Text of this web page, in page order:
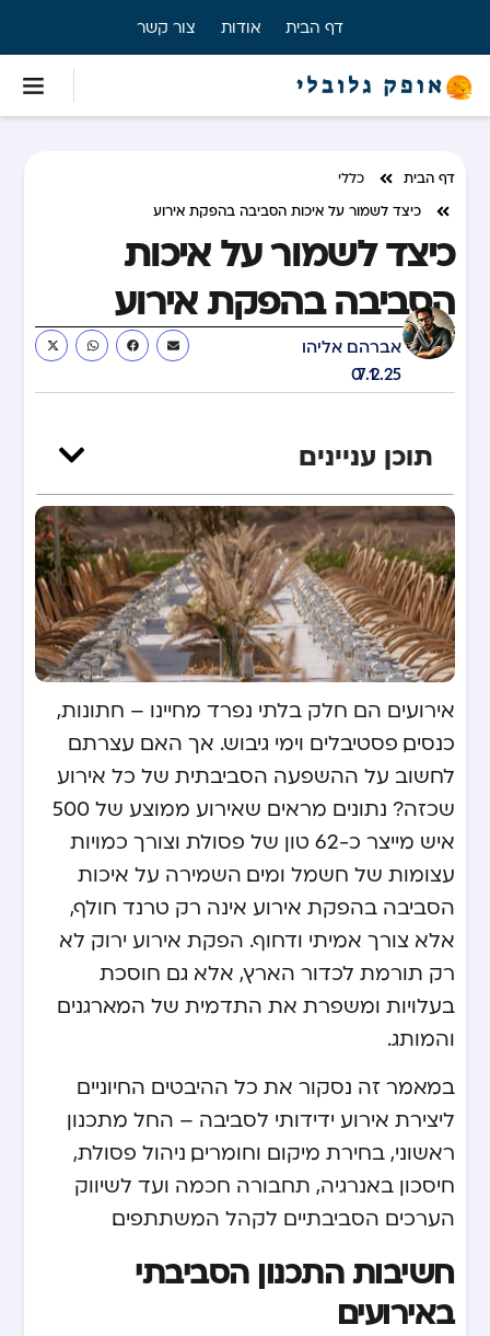
דף הבית אודות צור קשר
דף הבית
כללי
כיצד לשמור על איכות הסביבה בהפקת אירוע
כיצד לשמור על איכות
הסביבה בהפקת אירוע
אברהם אליהו
07.12.25
תוכן עניינים
אירועים הם חלק בלתי נפרד מחיינו – חתונות,
כנסים, פסטיבלים וימי גיבוש. אך האם עצרתם
לחשוב על ההשפעה הסביבתית של כל אירוע
שכזה? נתונים מראים שאירוע ממוצע של 500
איש מייצר כ-62 טון של פסולת וצורך כמויות
עצומות של חשמל ומים. השמירה על איכות
הסביבה בהפקת אירוע אינה רק טרנד חולף,
אלא צורך אמיתי ודחוף. הפקת אירוע ירוק לא
רק תורמת לכדור הארץ, אלא גם חוסכת
בעלויות ומשפרת את התדמית של המארגנים
והמותג.
במאמר זה נסקור את כל ההיבטים החיוניים
ליצירת אירוע ידידותי לסביבה – החל מתכנון
ראשוני, בחירת מיקום וחומרים, ניהול פסולת,
חיסכון באנרגיה, תחבורה חכמה ועד לשיווק
הערכים הסביבתיים לקהל המשתתפים.
חשיבות התכנון הסביבתי
באירועים